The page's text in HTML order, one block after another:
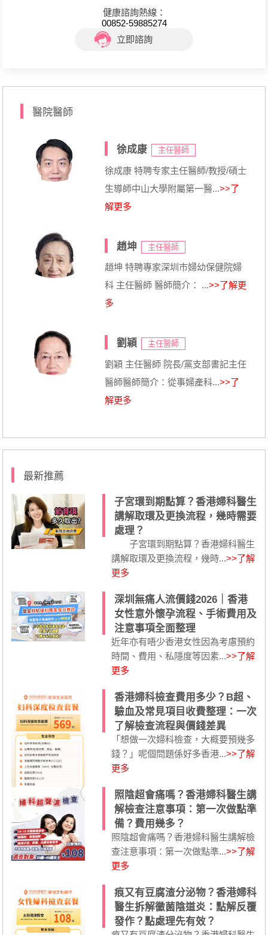
健康諮詢熱線：
00852-59885274
立即諮詢
醫院醫師
徐成康 主任醫師
徐成康 特聘专家主任醫師/教授/碩士
生導師中山大學附屬第一醫...>>了
解更多
趙坤 主任醫師
趙坤 特聘專家深圳市婦幼保健院婦
科 主任醫師 醫師簡介： ...>>了解更
多
劉穎 主任醫師
劉穎 主任醫師 院長/黨支部書記主任
醫師醫師簡介：從事婦產科...>>了
解更多
最新推薦
子宮環到期點算？香港婦科醫生
講解取環及更換流程，幾時需要
處理？
子宮環到期點算？香港婦科醫生
講解取環及更換流程，幾時...>>了解
更多
深圳無痛人流價錢2026｜香港
女性意外懷孕流程、手術費用及
注意事項全面整理
近年亦有唔少香港女性因為考慮預約
時間、費用、私隱度等因素...>>了解
更多
香港婦科檢查費用多少？B超、
驗血及常見項目收費整理：一次
了解檢查流程與價錢差異
「想做一次婦科檢查，大概要預幾多
錢？」呢個問題係好多香港...>>了解
更多
照陰超會痛嗎？香港婦科醫生講
解檢查注意事項：第一次做點準
備？費用幾多？
照陰超會痛嗎？香港婦科醫生講解檢
查注意事項：第一次做點準...>>了解
更多
痕又有豆腐渣分泌物？香港婦科
醫生拆解黴菌陰道炎：點解反覆
發作？點處理先有效？